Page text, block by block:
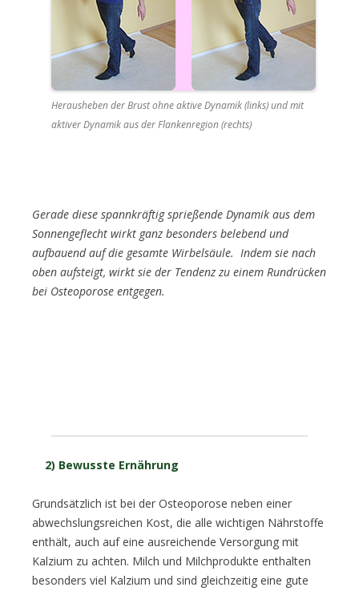
Herausheben der Brust ohne aktive Dynamik (links) und mit
aktiver Dynamik aus der Flankenregion (rechts)
Gerade diese spannkräftig sprießende Dynamik aus dem
Sonnengeflecht wirkt ganz besonders belebend und
aufbauend auf die gesamte Wirbelsäule. Indem sie nach
oben aufsteigt, wirkt sie der Tendenz zu einem Rundrücken
bei Osteoporose entgegen.
2) Bewusste Ernährung
Grundsätzlich ist bei der Osteoporose neben einer
abwechslungsreichen Kost, die alle wichtigen Nährstoffe
enthält, auch auf eine ausreichende Versorgung mit
Kalzium zu achten. Milch und Milchprodukte enthalten
besonders viel Kalzium und sind gleichzeitig eine gute